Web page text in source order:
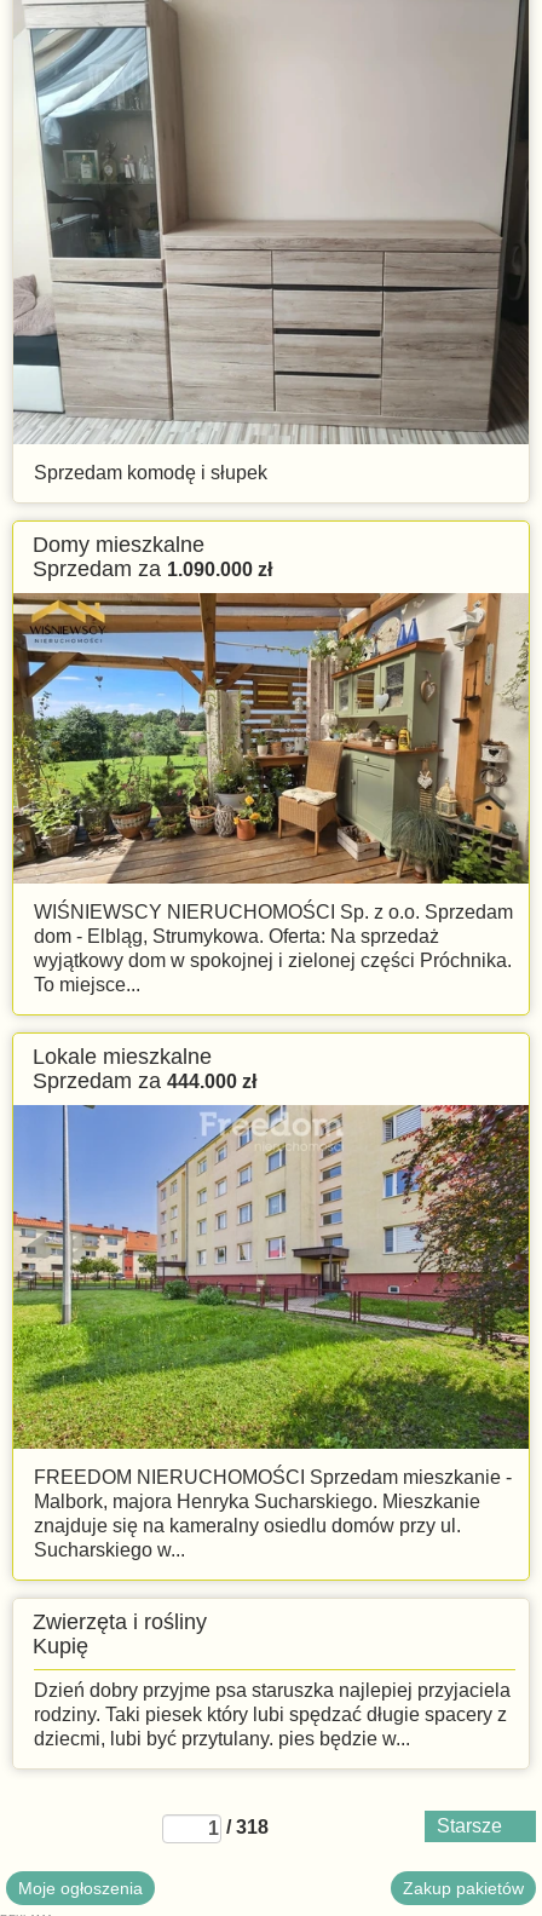
Sprzedam komodę i słupek
Domy mieszkalne
Sprzedam za 1.090.000zł
WIŚNIEWSCY NIERUCHOMOŚCI Sp. z o.o. Sprzedam
dom - Elbląg, Strumykowa. Oferta: Na sprzedaż
wyjątkowy dom w spokojnej i zielonej części Próchnika.
To miejsce...
Lokale mieszkalne
Sprzedam za 444.000zł
FREEDOM NIERUCHOMOŚCI Sprzedam mieszkanie -
Malbork, majora Henryka Sucharskiego. Mieszkanie
znajduje się na kameralny osiedlu domów przy ul.
Sucharskiego w...
Zwierzęta i rośliny
Kupię
Dzień dobry przyjme psa staruszka najlepiej przyjaciela
rodziny. Taki piesek który lubi spędzać długie spacery z
dziecmi, lubi być przytulany. pies będzie w...
/ 318 Starsze
Moje ogłoszenia Zakup pakietów